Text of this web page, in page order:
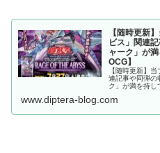
【随時更新
ビス」関連
ャーク」が
OCG】
【随時更新】
連記事や同弾の
ク」が満を持し
www.diptera-blog.com